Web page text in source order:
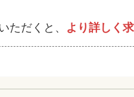
ただくと、 より詳しく